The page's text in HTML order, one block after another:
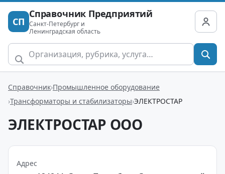
СП
Справочник Предприятий
Санкт-Петербург и
Ленинградская область
Справочник Промышленное оборудование
Трансформаторы и стабилизаторы ЭЛЕКТРОСТАР
ЭЛЕКТРОСТАР ООО
Адрес